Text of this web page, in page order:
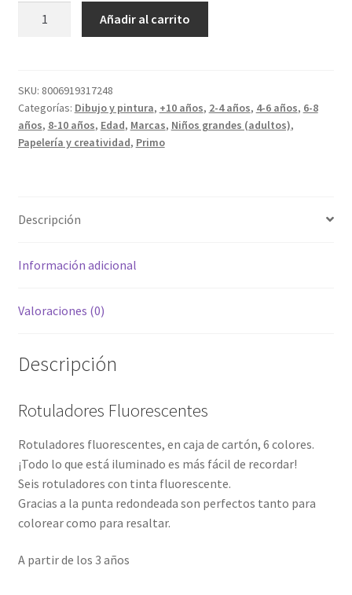
Añadir al carrito
SKU: 8006919317248
Categorías: Dibujo y pintura, +10 años, 2-4 años, 4-6 años, 6-8
años, 8-10 años, Edad, Marcas, Niños grandes (adultos),
Papelería y creatividad, Primo
Descripción
Información adicional
Valoraciones (0)
Descripción
Rotuladores Fluorescentes
Rotuladores fluorescentes, en caja de cartón, 6 colores.
¡Todo lo que está iluminado es más fácil de recordar!
Seis rotuladores con tinta fluorescente.
Gracias a la punta redondeada son perfectos tanto para
colorear como para resaltar.
A partir de los 3 años